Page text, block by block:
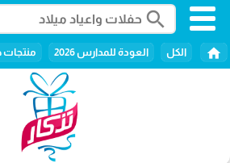
search
home الكل العودة للمدارس 2026 منتجات